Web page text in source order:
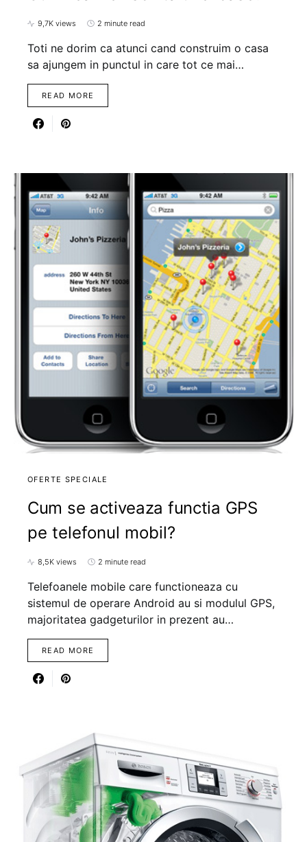
9,7K views 2 minute read
Toti ne dorim ca atunci cand construim o casa
sa ajungem in punctul in care tot ce mai…
READ MORE
OFERTE SPECIALE
Cum se activeaza functia GPS
pe telefonul mobil?
8,5K views 2 minute read
Telefoanele mobile care functioneaza cu
sistemul de operare Android au si modulul GPS,
majoritatea gadgeturilor in prezent au…
READ MORE